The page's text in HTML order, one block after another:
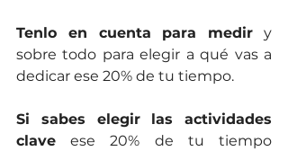
Tenlo en cuenta para medir y
sobre todo para elegir a qué vas a
dedicar ese 20% de tu tiempo.
Si sabes elegir las actividades
clave ese 20% de tu tiempo